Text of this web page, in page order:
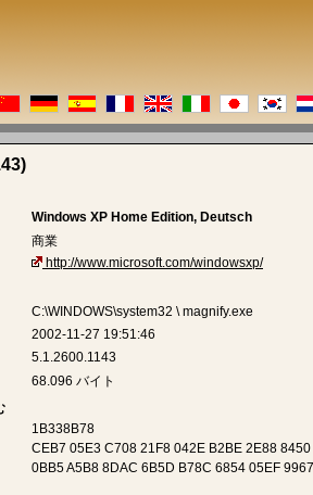
Windows XP Home Edition, Deutsch
商業
http://www.microsoft.com/windowsxp/
C:\WINDOWS\system32 \ magnify.exe
2002-11-27 19:51:46
5.1.2600.1143
68.096 バイト
1B338B78
CEB7 05E3 C708 21F8 042E B2BE 2E88 8450
0BB5 A5B8 8DAC 6B5D B78C 6854 05EF